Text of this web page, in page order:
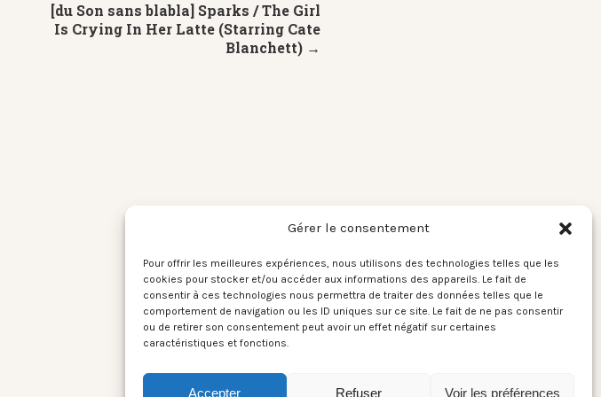
Gérer le consentement
Pour offrir les meilleures expériences, nous utilisons des technologies telles que les
cookies pour stocker et/ou accéder aux informations des appareils. Le fait de
consentir à ces technologies nous permettra de traiter des données telles que le
comportement de navigation ou les ID uniques sur ce site. Le fait de ne pas consentir
ou de retirer son consentement peut avoir un effet négatif sur certaines
caractéristiques et fonctions.
Accepter Refuser Voir les préférences
[du Son sans blabla] Sparks / The Girl
Is Crying In Her Latte (Starring Cate
Blanchett) →